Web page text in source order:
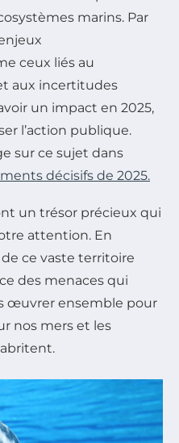
marins. Par
ceux liés au
aux incertitudes
un impact en 2025,
l’action publique.
sur ce sujet dans
décisifs de 2025.
un trésor précieux qui
attention. En
ce vaste territoire
des menaces qui
œuvrer ensemble pour
nos mers et les